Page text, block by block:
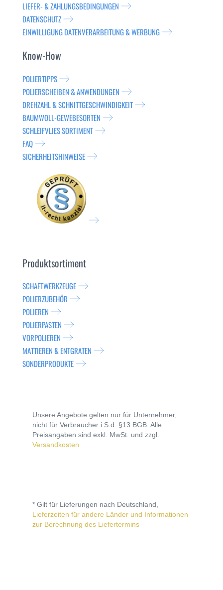
LIEFER- & ZAHLUNGSBEDINGUNGEN
DATENSCHUTZ
EINWILLIGUNG DATENVERARBEITUNG & WERBUNG
Know-How
POLIERTIPPS
POLIERSCHEIBEN & ANWENDUNGEN
DREHZAHL & SCHNITTGESCHWINDIGKEIT
BAUMWOLL-GEWEBESORTEN
SCHLEIFVLIES SORTIMENT
FAQ
SICHERHEITSHINWEISE
Produktsortiment
SCHAFTWERKZEUGE
POLIERZUBEHÖR
POLIEREN
POLIERPASTEN
VORPOLIEREN
MATTIEREN & ENTGRATEN
SONDERPRODUKTE
Unsere Angebote gelten nur für Unternehmer,
nicht für Verbraucher i.S.d. §13 BGB. Alle
Preisangaben sind exkl. MwSt. und zzgl.
Versandkosten
* Gilt für Lieferungen nach Deutschland,
Lieferzeiten für andere Länder und Informationen
zur Berechnung des Liefertermins